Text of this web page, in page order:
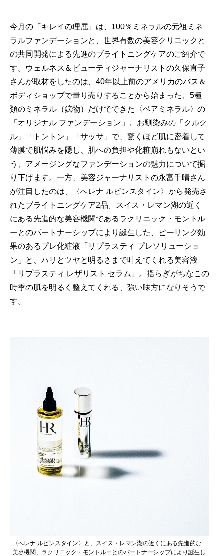
今月の「キレイの理屈」は、100％ミネラルの元祖ミネ
ラルファンデーションと、世界有数の美容クリニックと
の共同開発による先進のブライトニングケアのご紹介で
す。ウェルネス＆ビューティジャーナリストの久保直子
さんが取材をしたのは、40年以上前のアメリカのバス＆
ボディショップで量り売りすることから始まった、5種
類のミネラル（鉱物）だけでできた〈ベアミネラル〉の
「オリジナル ファンデーション」。お馴染みの「クルク
ル」「トントン」「サッサ」で、驚くほど肌に密着して
薄膜で肌悩みを隠し、肌への負担や化粧崩れもないとい
う、アメージングなファンデーションの魅力について掘
り下げます。一方、美容ジャーナリストの永富千晴さん
が注目したのは、〈へレナ ルビンスタイン〉から発売さ
れたブライトニングケア2品。スイス・レマン湖の近く
にある先進的な美容機関であるラクリニック・モントル
ーとのパートナーシップにより誕生した、ピーリング効
果のあるプレ化粧液「リプラスティ プレソリューショ
ン」と、ハリとツヤと明るさまで叶えてくれる美容液
「リプラスティ レザリスト セラム」。揺らぎがちなこの
時季の肌を明るく整えてくれる、強い味方になりそうで
す。
〈へレナ ルビンスタイン〉と、スイス・レマン湖の近くにある先進的な
美容機関、ラクリニック・モントルーとのパートナーシップにより誕生し